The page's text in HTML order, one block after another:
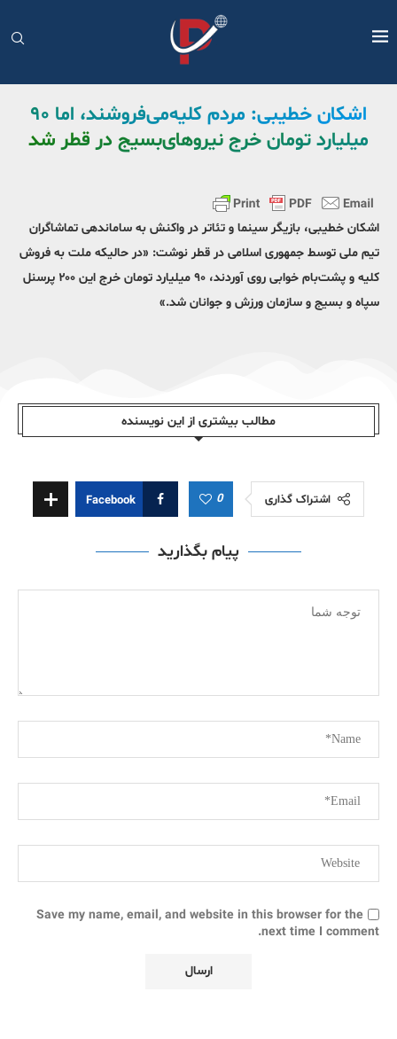
اشکان خطیبی: مردم کلیه‌می‌فروشند، اما ۹۰
میلیارد تومان خرج نیروهای‌بسیج در قطر شد
اشکان خطیبی، بازیگر سینما و تئاتر در واکنش به ساماندهی تماشاگران
تیم ملی توسط جمهوری اسلامی در قطر نوشت: «در حالیکه ملت به فروش
کلیه و پشت‌بام خوابی روی آوردند، ۹۰ میلیارد تومان خرج این ۲۰۰ پرسنل
سپاه و بسیج و سازمان ورزش و جوانان شد.»
مطالب بیشتری از این نویسندە
اشتراک گذاری 0
Facebook
پیام بگذارید
Save my name, email, and website in this browser for the
next time I comment.